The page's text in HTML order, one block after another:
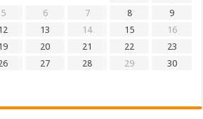
5 6 7 8
9
13 14 15
16
20 21 22
23
27 28 29
30